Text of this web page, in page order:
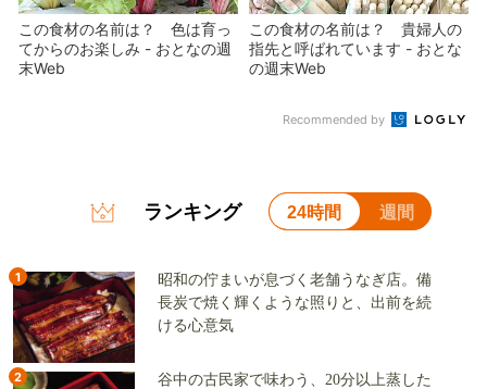
この食材の名前は？ 色は育っ
てからのお楽しみ - おとなの週
末Web
この食材の名前は？ 貴婦人の
指先と呼ばれています - おとな
の週末Web
Recommended by
ランキング 24時間 週間
1
昭和の佇まいが息づく老舗うなぎ店。備
長炭で焼く輝くような照りと、出前を続
ける心意気
2
谷中の古民家で味わう、20分以上蒸した